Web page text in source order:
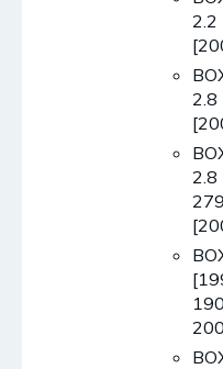
2.2
2.8
2.8